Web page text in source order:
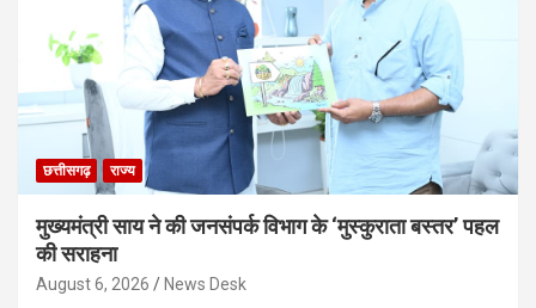
छत्तीसगढ़ राज्य
मुख्यमंत्री साय ने की जनसंपर्क विभाग के ‘मुस्कुराता बस्तर’ पहल
की सराहना
August 6, 2026 News Desk